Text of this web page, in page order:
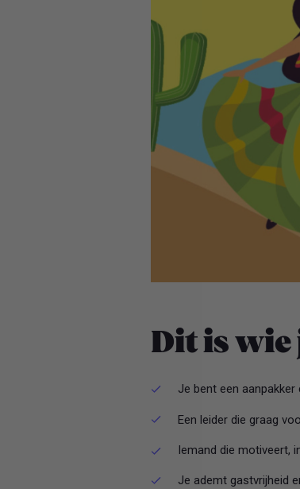
Dit is wie
Je bent een aanpakker
Een leider die graag
Iemand die motiveert,
Je ademt gastvrijheid